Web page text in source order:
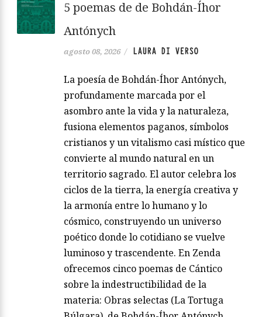
5 poemas de de Bohdán-Íhor
Antónych
agosto 08, 2026 / LAURA DI VERSO
La poesía de Bohdán-Íhor Antónych,
profundamente marcada por el
asombro ante la vida y la naturaleza,
fusiona elementos paganos, símbolos
cristianos y un vitalismo casi místico que
convierte al mundo natural en un
territorio sagrado. El autor celebra los
ciclos de la tierra, la energía creativa y
la armonía entre lo humano y lo
cósmico, construyendo un universo
poético donde lo cotidiano se vuelve
luminoso y trascendente. En Zenda
ofrecemos cinco poemas de Cántico
sobre la indestructibilidad de la
materia: Obras selectas (La Tortuga